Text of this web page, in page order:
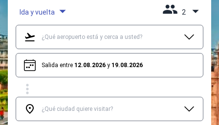
Ida y vuelta 2
Salida entre 12.08.2026 y 19.08.2026